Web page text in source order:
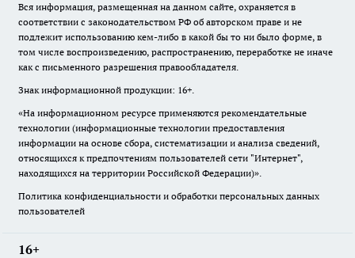
Вся информация, размещенная на данном сайте, охраняется в
соответствии с законодательством РФ об авторском праве и не
подлежит использованию кем-либо в какой бы то ни было форме, в
том числе воспроизведению, распространению, переработке не иначе
как с письменного разрешения правообладателя.
Знак информационной продукции: 16+.
«На информационном ресурсе применяются рекомендательные
технологии (информационные технологии предоставления
информации на основе сбора, систематизации и анализа сведений,
относящихся к предпочтениям пользователей сети "Интернет",
находящихся на территории Российской Федерации)».
Политика конфиденциальности и обработки персональных данных
пользователей
16+